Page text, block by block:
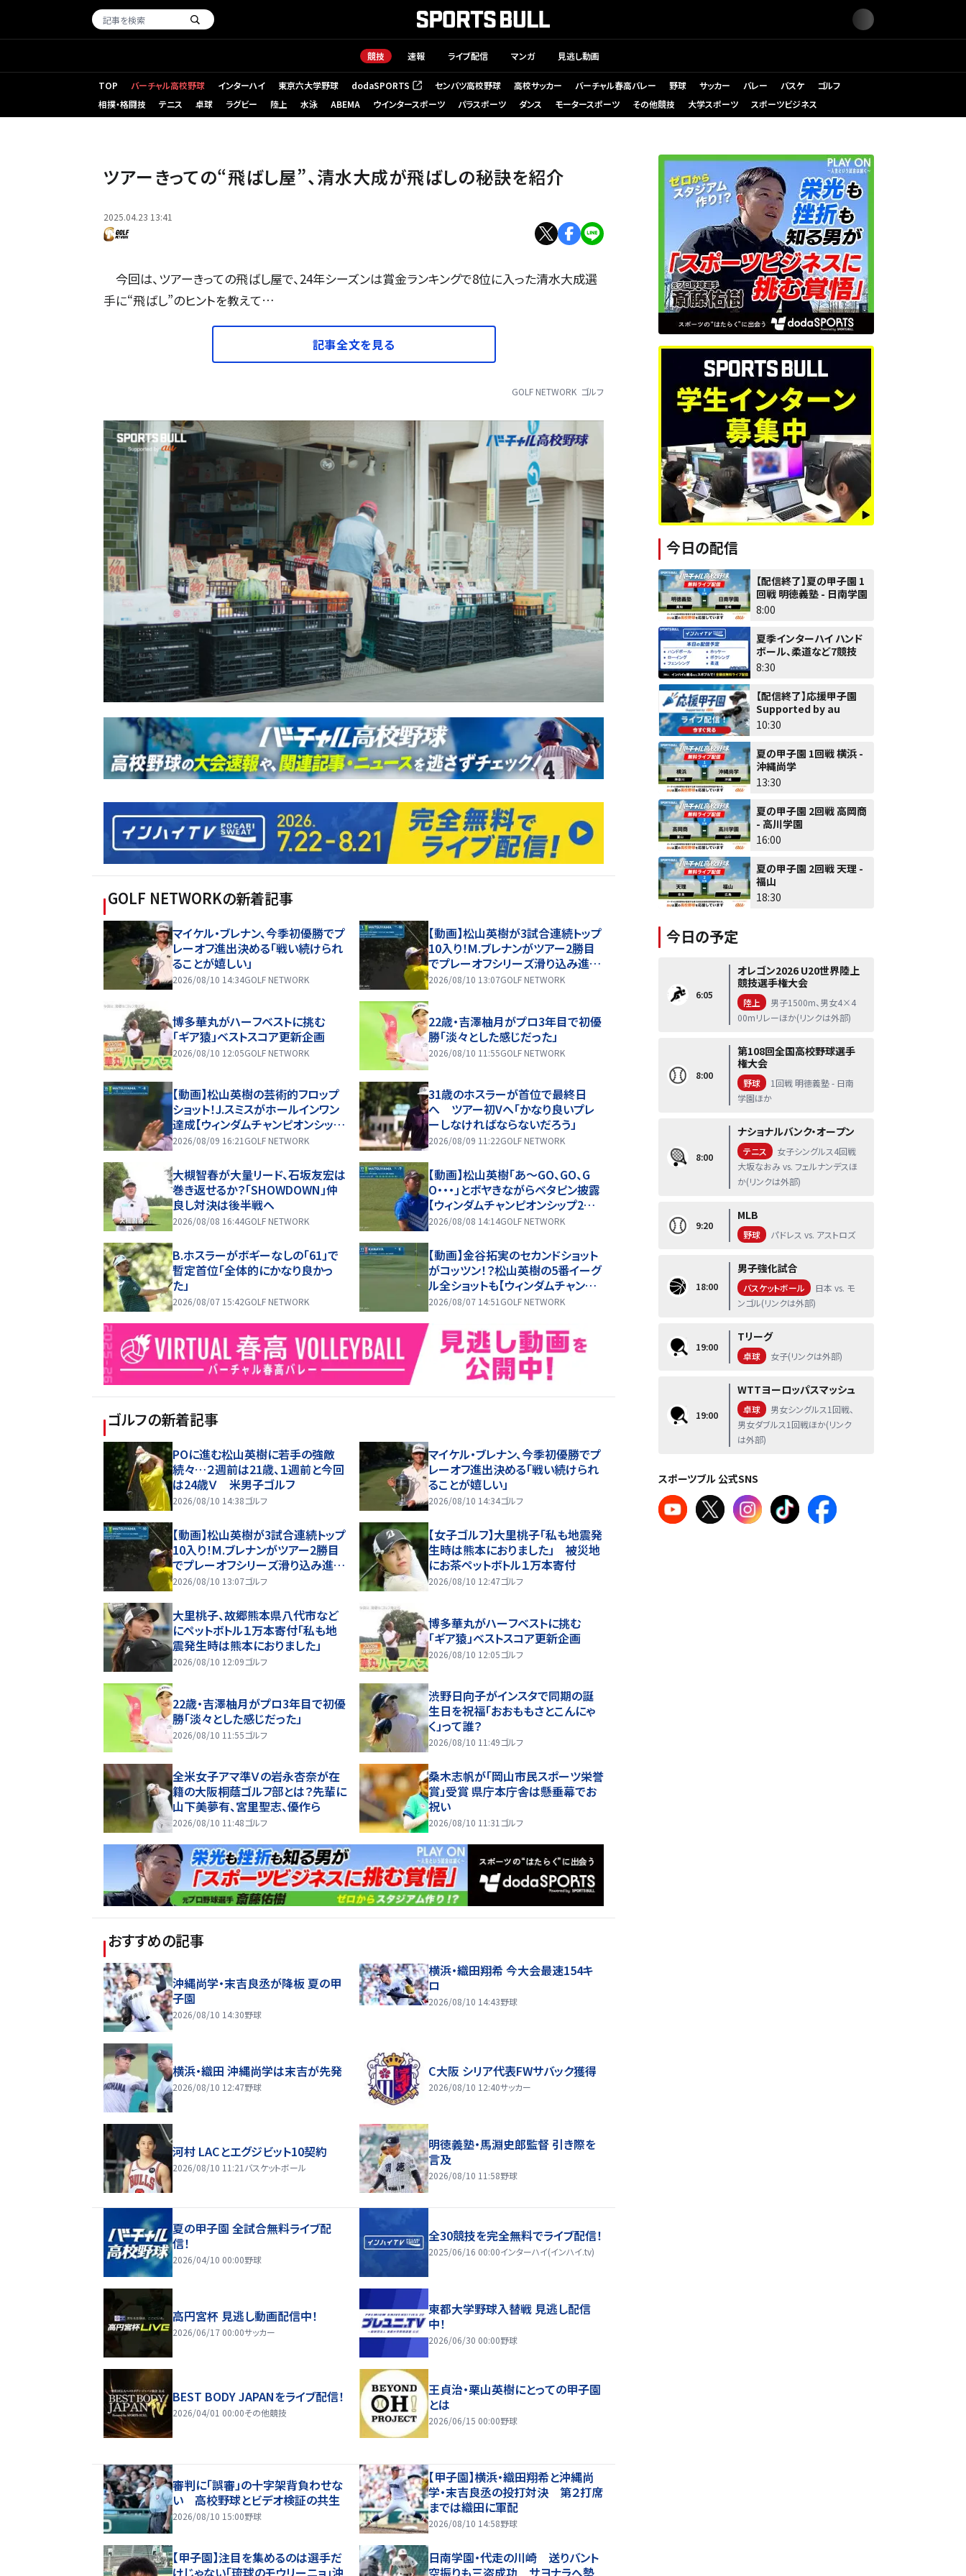
競技 速報 ライブ配信 マンガ 見逃し動画
TOP バーチャル高校野球 インターハイ 東京六大学野球 dodaSPORTS
（新しいタブで開く） センバツ高校野球 高校サッカー バーチャル春高バレー 野球 サッカー バレー バスケ
ゴルフ
相撲・格闘技
テニス 卓球 ラグビー 陸上 水泳 ABEMA ウインタースポーツ パラスポーツ ダンス モータースポーツ その他競技 大学スポーツ スポーツビジネス
ツアーきっての“飛ばし屋”、清水大成が飛ばしの秘訣を紹介
2025.04.23 13:41
今回は、ツアーきっての飛ばし屋で、24年シーズンは賞金ランキングで8位に入った清水大成選
手に“飛ばし”のヒントを教えて…
記事全文を見る
GOLF NETWORK ゴルフ
GOLF NETWORKの新着記事
マイケル・ブレナン、今季初優勝でプ
レーオフ進出決める「戦い続けられ
ることが嬉しい」
2026/08/10 14:34GOLF NETWORK
【動画】松山英樹が3試合連続トップ
10入り！M.ブレナンがツアー2勝目
でプレーオフシリーズ滑り込み進出
【ロケットクラシック4日目ハイライ
2026/08/10 13:07GOLF NETWORK
博多華丸がハーフベストに挑む
「ギア猿」ベストスコア更新企画
2026/08/10 12:05GOLF NETWORK
22歳・吉澤柚月がプロ3年目で初優
勝「淡々とした感じだった」
2026/08/10 11:55GOLF NETWORK
【動画】松山英樹の芸術的フロップ
ショット！J.スミスがホールインワン
達成【ウィンダムチャンピオンシップ
3日目ハイライト】
2026/08/09 16:21 GOLF NETWORK
31歳のホスラーが首位で最終日
へ ツアー初Vへ「かなり良いプレ
ーしなければならないだろう」
2026/08/09 11:22GOLF NETWORK
大槻智春が大量リード、石坂友宏は
巻き返せるか？「SHOWDOWN」仲
良し対決は後半戦へ
2026/08/08 16:44GOLF NETWORK
【動画】松山英樹「あ〜GO、GO、G
O・・・」とボヤきながらベタピン披露
【ウィンダムチャンピオンシップ2日
目ハイライト】
2026/08/08 14:14GOLF NETWORK
B.ホスラーがボギーなしの「61」で
暫定首位「全体的にかなり良かっ
た」
2026/08/07 15:42GOLF NETWORK
【動画】金谷拓実のセカンドショット
がコッツン！？松山英樹の5番イーグ
ル全ショットも【ウィンダムチャンピ
オンシップ1日目ハイライト】
2026/08/07 14:51 GOLF NETWORK
ゴルフの新着記事
POに進む松山英樹に若手の強敵
続々…２週前は21歳、１週前と今回
は24歳Ｖ 米男子ゴルフ
2026/08/10 14:38ゴルフ
マイケル・ブレナン、今季初優勝でプ
レーオフ進出決める「戦い続けられ
ることが嬉しい」
2026/08/10 14:34ゴルフ
【動画】松山英樹が3試合連続トップ
10入り！M.ブレナンがツアー2勝目
でプレーオフシリーズ滑り込み進出
【ロケットクラシック4日目ハイライ
2026/08/10 13:07ゴルフ
【女子ゴルフ】大里桃子「私も地震発
生時は熊本におりました」 被災地
にお茶ペットボトル１万本寄付
2026/08/10 12:47ゴルフ
大里桃子、故郷熊本県八代市など
にペットボトル１万本寄付「私も地
震発生時は熊本におりました」
2026/08/10 12:09ゴルフ
博多華丸がハーフベストに挑む
「ギア猿」ベストスコア更新企画
2026/08/10 12:05ゴルフ
22歳・吉澤柚月がプロ3年目で初優
勝「淡々とした感じだった」
2026/08/10 11:55ゴルフ
渋野日向子がインスタで同期の誕
生日を祝福「おおももさとこんにゃ
く」って誰？
2026/08/10 11:49ゴルフ
全米女子アマ準Ｖの岩永杏奈が在
籍の大阪桐蔭ゴルフ部とは？先輩に
山下美夢有、宮里聖志、優作ら
2026/08/10 11:48ゴルフ
桑木志帆が「岡山市民スポーツ栄誉
賞」受賞 県庁本庁舎は懸垂幕でお
祝い
2026/08/10 11:31 ゴルフ
おすすめの記事
沖縄尚学・末吉良丞が降板 夏の甲
子園
2026/08/10 14:30野球
横浜・織田翔希 今大会最速154キ
ロ
2026/08/10 14:43野球
横浜・織田 沖縄尚学は末吉が先発
2026/08/10 12:47野球
C大阪 シリア代表FWサバック獲得
2026/08/10 12:40サッカー
河村 LACとエグジビット10契約
2026/08/10 11:21 バスケットボール
明徳義塾・馬淵史郎監督 引き際を
言及
2026/08/10 11:58野球
夏の甲子園 全試合無料ライブ配
信！
2026/04/10 00:00野球
全30競技を完全無料でライブ配信！
2025/06/16 00:00インターハイ(インハイ.tv)
高円宮杯 見逃し動画配信中！
2026/06/17 00:00サッカー
東都大学野球入替戦 見逃し配信
中！
2026/06/30 00:00野球
BEST BODY JAPANをライブ配信！
2026/04/01 00:00その他競技
王貞治・栗山英樹にとっての甲子園
とは
2026/06/15 00:00野球
審判に「誤審」の十字架背負わせな
い 高校野球とビデオ検証の共生
2026/08/10 15:00野球
【甲子園】横浜・織田翔希と沖縄尚
学・末吉良丞の投打対決 第２打席
までは織田に軍配
2026/08/10 14:58野球
【甲子園】注目を集めるのは選手だ
けじゃない「琉球のモウリーニョ」沖
日南学園・代走の川崎 送りバント
空振りも三盗成功 サヨナラへ勢
今日の配信
【配信終了】夏の甲子園 1
回戦 明徳義塾 - 日南学園
8:00
夏季インターハイ ハンド
ボール、柔道など7競技
8:30
【配信終了】応援甲子園
Supported by au
10:30
夏の甲子園 1回戦 横浜 -
沖縄尚学
13:30
夏の甲子園 2回戦 高岡商
- 高川学園
16:00
夏の甲子園 2回戦 天理 -
福山
18:30
今日の予定
6:05
オレゴン2026 U20世界陸上
競技選手権大会
陸上
男子1500m、男女4×4
00mリレーほか(リンクは外部)
8:00
第108回全国高校野球選手
権大会
野球
1回戦 明徳義塾 - 日南
学園ほか
8:00
ナショナルバンク・オープン
テニス
女子シングルス4回戦
大坂なおみ vs. フェルナンデスほ
か(リンクは外部)
9:20
MLB
野球 パドレス vs. アストロズ
18:00
男子強化試合
バスケットボール
日本 vs. モ
ンゴル(リンクは外部)
19:00
Tリーグ
卓球 女子(リンクは外部)
19:00
WTTヨーロッパスマッシュ
卓球
男女シングルス1回戦、
男女ダブルス1回戦ほか(リンク
は外部)
スポーツブル 公式SNS